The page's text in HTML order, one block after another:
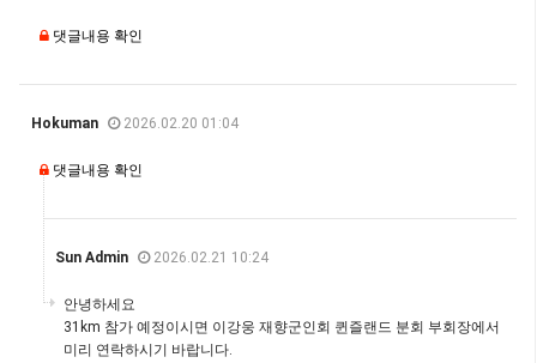
댓글내용 확인
Hokuman 2026.02.20 01:04
댓글내용 확인
Sun Admin 2026.02.21 10:24
안녕하세요
31km 참가 예정이시면 이강웅 재향군인회 퀸즐랜드 분회 부회장에서
미리 연락하시기 바랍니다.